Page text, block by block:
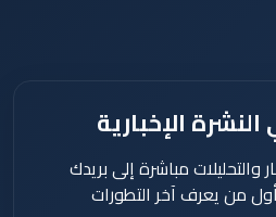
الإخبارية
مباشرة إلى بريدك
من يعرف آخر التطورات